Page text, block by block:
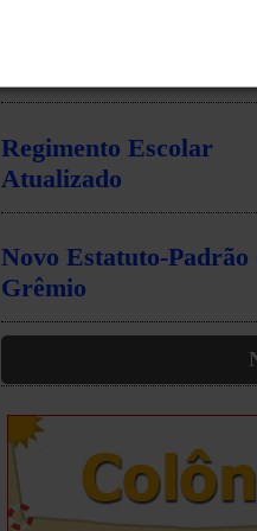
Regimento Escolar
Atualizado
Novo Estatuto-Padrão
Grêmio